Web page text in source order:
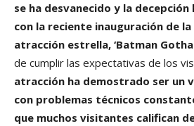
se ha desvanecido y la
con la reciente inauguración de la
atracción estrella, ‘Batman
de cumplir las expectativas de los
atracción ha demostrado ser un
con problemas técnicos
que muchos visitantes califican